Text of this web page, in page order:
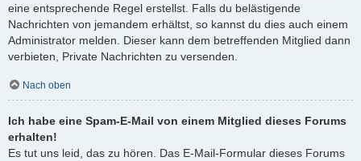
eine entsprechende Regel erstellst. Falls du belästigende
Nachrichten von jemandem erhältst, so kannst du dies auch einem
Administrator melden. Dieser kann dem betreffenden Mitglied dann
verbieten, Private Nachrichten zu versenden.
Nach oben
Ich habe eine Spam-E-Mail von einem Mitglied dieses Forums
erhalten!
Es tut uns leid, das zu hören. Das E-Mail-Formular dieses Forums